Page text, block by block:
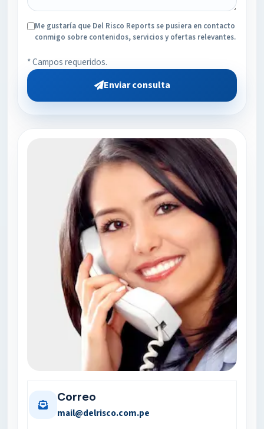
Me gustaría que Del Risco Reports se pusiera en contacto
conmigo sobre contenidos, servicios y ofertas relevantes.
* Campos requeridos.
Enviar consulta
Correo
mail@delrisco.com.pe